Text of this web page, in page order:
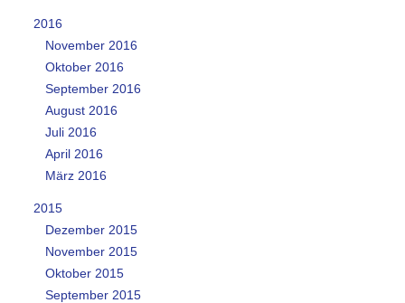
2016
November 2016
Oktober 2016
September 2016
August 2016
Juli 2016
April 2016
März 2016
2015
Dezember 2015
November 2015
Oktober 2015
September 2015